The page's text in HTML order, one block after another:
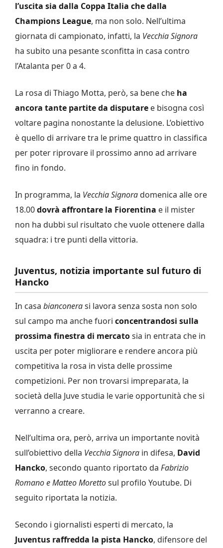
l’uscita sia dalla Coppa Italia che dalla
Champions League, ma non solo. Nell’ultima
giornata di campionato, infatti, la Vecchia Signora
ha subito una pesante sconfitta in casa contro
l’Atalanta per 0 a 4.
La rosa di Thiago Motta, però, sa bene che ha
ancora tante partite da disputare e bisogna così
voltare pagina nonostante la delusione. L’obiettivo
è quello di arrivare tra le prime quattro in classifica
per poter riprovare il prossimo anno ad arrivare
fino in fondo.
In programma, la Vecchia Signora domenica alle ore
18.00dovrà affrontare la Fiorentina e il mister
non ha dubbi sul risultato che vuole ottenere dalla
squadra: i tre punti della vittoria.
Juventus, notizia importante sul futuro di
Hancko
In casa bianconerasi lavora senza sosta non solo
sul campo ma anche fuori concentrandosi sulla
prossima finestra di mercatosia in entrata che in
uscita per poter migliorare e rendere ancora più
competitiva la rosa in vista delle prossime
competizioni. Per non trovarsi impreparata, la
società della Juve studia le varie opportunità che si
verranno a creare.
Nell’ultima ora, però, arriva un importante novità
sull’obiettivo della Vecchia Signora in difesa, David
Hancko, secondo quanto riportato da Fabrizio
Romano e Matteo Morettosul profilo Youtube. Di
seguito riportata la notizia.
Secondo i giornalisti esperti di mercato, la
Juventus raffredda la pista Hancko, difensore del